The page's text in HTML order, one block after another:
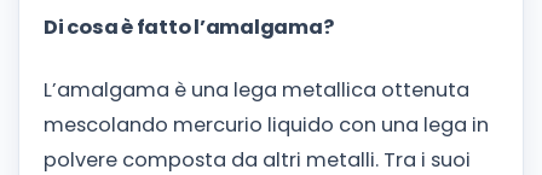
Di cosa è fatto l’amalgama?
L’amalgama è una lega metallica ottenuta
mescolando mercurio liquido con una lega in
polvere composta da altri metalli. Tra i suoi